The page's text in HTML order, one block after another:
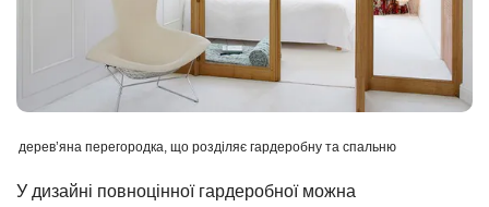
дерев’яна перегородка, що розділяє гардеробну та спальню
У дизайні повноцінної гардеробної можна